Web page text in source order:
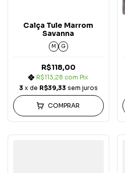
Calça Tule Marrom
Savanna
M G
R$118,00
R$113,28com Pix
3 x de R$39,33 sem juros
COMPRAR